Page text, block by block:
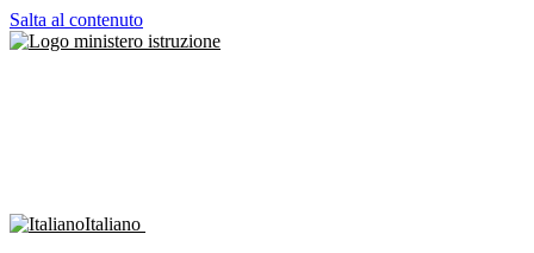
Salta al contenuto
Italiano